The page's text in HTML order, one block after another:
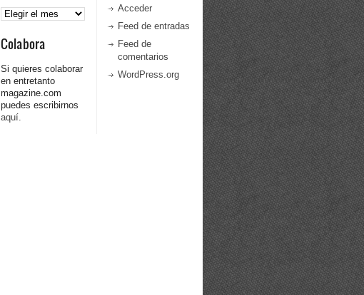
Archivos
Colabora
Si quieres colaborar
en entretanto
magazine.com
puedes escribirnos
aquí.
Acceder
Feed de entradas
Feed de
comentarios
WordPress.org